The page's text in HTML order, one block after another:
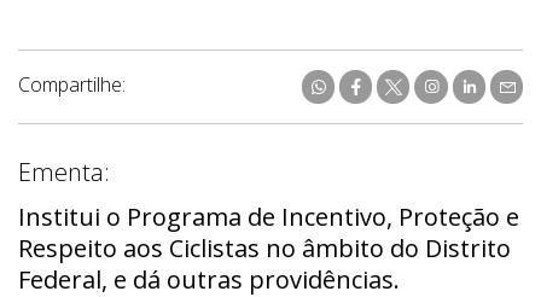
Compartilhe:
Ementa:
Institui o Programa de Incentivo, Proteção e
Respeito aos Ciclistas no âmbito do Distrito
Federal, e dá outras providências.